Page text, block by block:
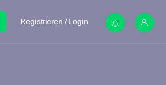
Registrieren / Login 0